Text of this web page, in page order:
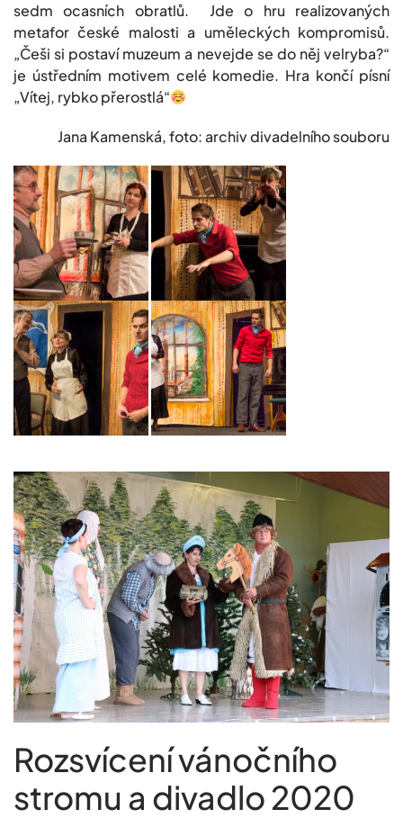
sedm ocasních obratlů. Jde o hru realizovaných
metafor české malosti a uměleckých kompromisů.
„Češi si postaví muzeum a nevejde se do něj velryba?“
je ústředním motivem celé komedie. Hra končí písní
„Vítej, rybko přerostlá“
Jana Kamenská, foto: archiv divadelního souboru
Rozsvícení vánočního
stromu a divadlo 2020